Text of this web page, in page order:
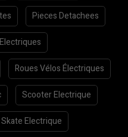
Pieces Detachees
Roues Vélos Électriques
Scooter Electrique
Skate Electrique